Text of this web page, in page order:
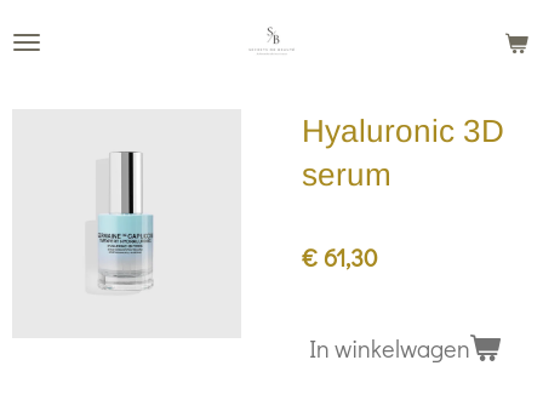
Hyaluronic 3D
serum
€ 61,30
In winkelwagen